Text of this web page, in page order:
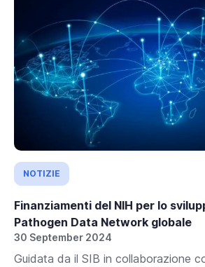
NOTIZIE
Finanziamenti del NIH per lo
Pathogen Data Network globale
30 September 2024
Guidata da il SIB in collaborazione